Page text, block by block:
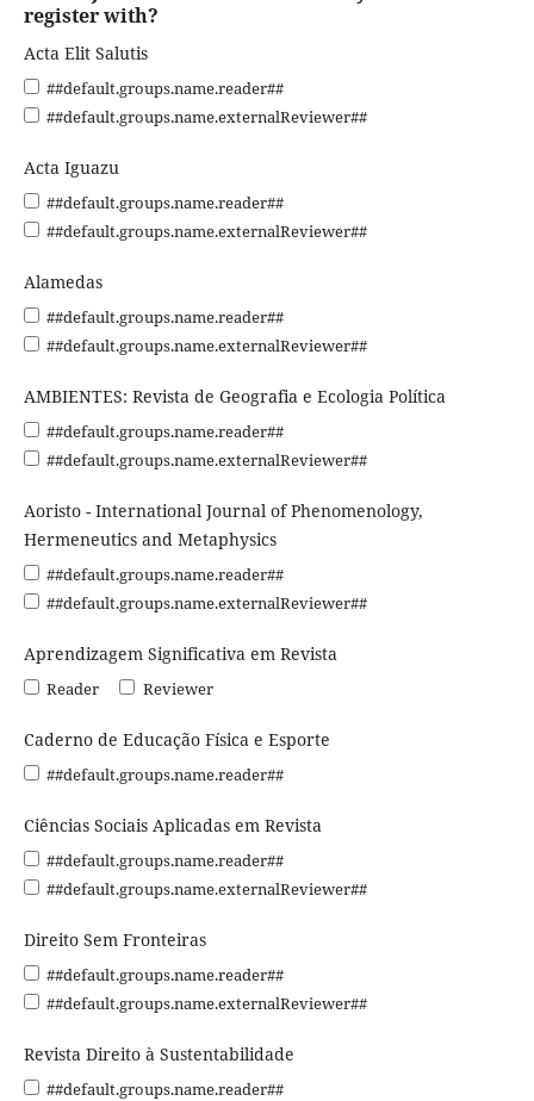
register with?
Acta Elit Salutis
##default.groups.name.reader##
##default.groups.name.externalReviewer##
Acta Iguazu
##default.groups.name.reader##
##default.groups.name.externalReviewer##
Alamedas
##default.groups.name.reader##
##default.groups.name.externalReviewer##
AMBIENTES: Revista de Geografia e Ecologia Política
##default.groups.name.reader##
##default.groups.name.externalReviewer##
Aoristo - International Journal of Phenomenology,
Hermeneutics and Metaphysics
##default.groups.name.reader##
##default.groups.name.externalReviewer##
Aprendizagem Significativa em Revista
Reader Reviewer
Caderno de Educação Física e Esporte
##default.groups.name.reader##
Ciências Sociais Aplicadas em Revista
##default.groups.name.reader##
##default.groups.name.externalReviewer##
Direito Sem Fronteiras
##default.groups.name.reader##
##default.groups.name.externalReviewer##
Revista Direito à Sustentabilidade
##default.groups.name.reader##